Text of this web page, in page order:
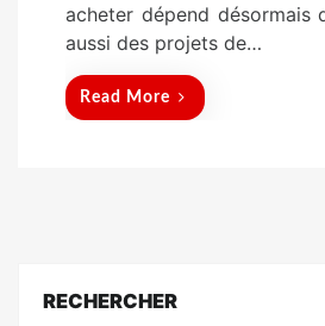
acheter dépend désormais
aussi des projets de…
Read More
RECHERCHER